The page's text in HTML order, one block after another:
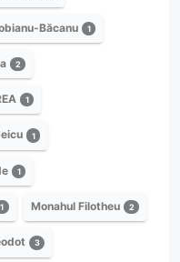
Băcanu 1
2
1
1
1
1 Monahul Filotheu 2
3